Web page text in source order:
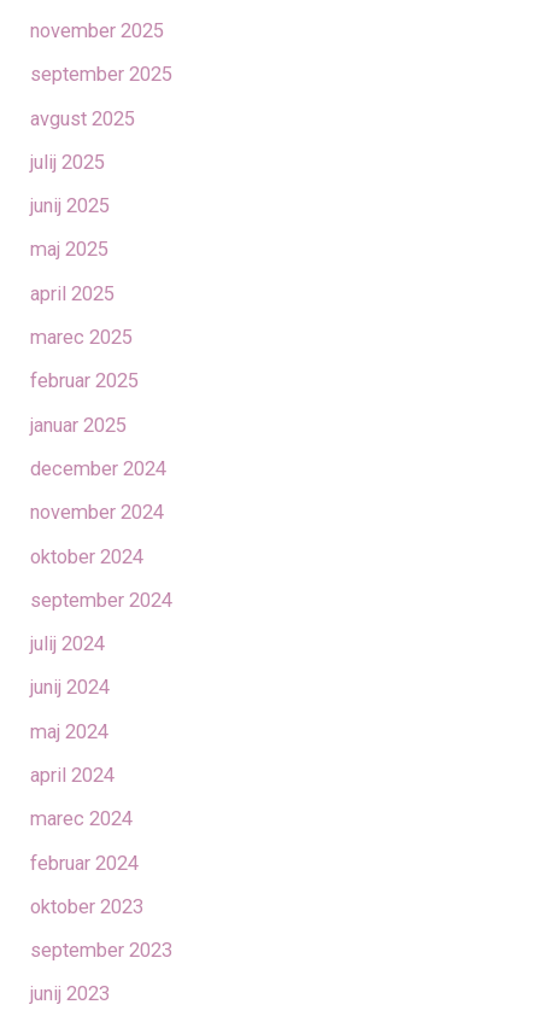
november 2025
september 2025
avgust 2025
julij 2025
junij 2025
maj 2025
april 2025
marec 2025
februar 2025
januar 2025
december 2024
november 2024
oktober 2024
september 2024
julij 2024
junij 2024
maj 2024
april 2024
marec 2024
februar 2024
oktober 2023
september 2023
junij 2023